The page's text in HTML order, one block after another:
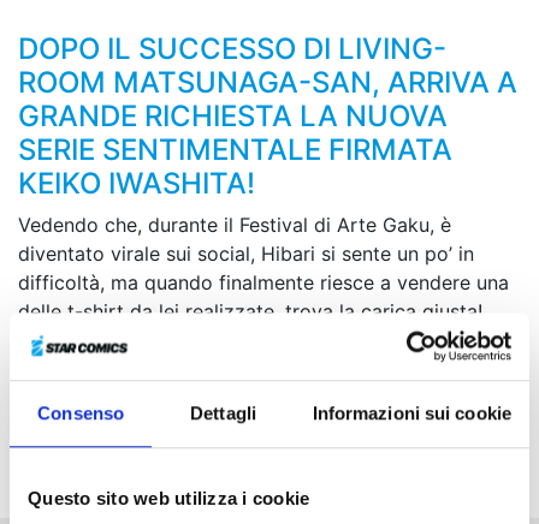
Consenso Dettagli Informazioni sui cookie
Questo sito web utilizza i cookie
DOPO IL SUCCESSO DI LIVING-
ROOM MATSUNAGA-SAN, ARRIVA A
GRANDE RICHIESTA LA NUOVA
SERIE SENTIMENTALE FIRMATA
KEIKO IWASHITA!
Vedendo che, durante il Festival di Arte Gaku, è
diventato virale sui social, Hibari si sente un po’ in
difficoltà, ma quando finalmente riesce a vendere una
delle t-shirt da lei realizzate, trova la carica giusta!
Arriva poi l’ultimo giorno del festival... Al live della
il clamore del pubblico. In quel momento, però, si
presenta Rihito e...?!